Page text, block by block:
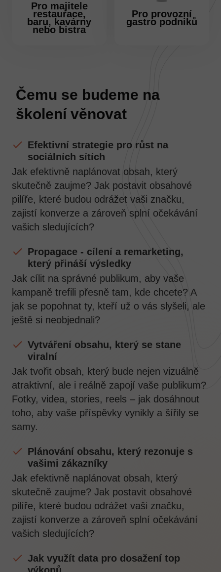
Pro majitele
restaurace,
baru, kavárny
nebo bistra
Pro provozní
gastro podniků
Čemu se budeme na
školení věnovat
Efektivní strategie pro růst na
sociálních sítích
Jak efektivně naplánovat obsah, který
skutečně zaujme? Jak postavit obsahové
pilíře, které budou odrážet vaši značku,
zajistí konverze a zároveň splní očekávání
vašich sledujících?
Propagace - cílení a remarketing,
který přináší výsledky
Jak cílit na správné publikum, aby vaše
kampaně trefili přesně tam, kde chcete? A
jak se popohnat ty, kteří už o vás slyšeli, ale
ještě si neobjednali?
Vytváření obsahu, který se stane
viralní
Jak tvořit obsah, který bude nejen vizuálně
atraktivní, ale i reálně zapojí vaše publikum?
Fotky, videa, stories, reels – jak dosáhnout
toho, aby vaše příspěvky vynikly a šířily se
samy.
Plánování obsahu, který rezonuje s
vašimi zákazníky
Jak efektivně naplánovat obsah, který
skutečně zaujme? Jak postavit obsahové
pilíře, které budou odrážet vaši značku,
zajistí konverze a zároveň splní očekávání
vašich sledujících?
Jak využít data pro dosažení top